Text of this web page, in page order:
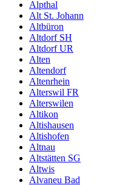
Alpthal
Alt St. Johann
Altbüron
Altdorf SH
Altdorf UR
Alten
Altendorf
Altenrhein
Alterswil FR
Alterswilen
Altikon
Altishausen
Altishofen
Altnau
Altstätten SG
Altwis
Alvaneu Bad